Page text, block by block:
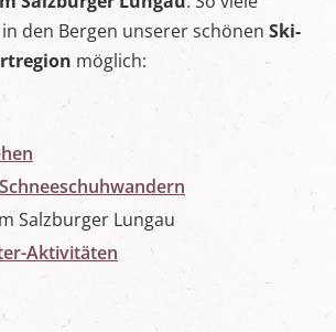
,
S
a
g
e
L
den Bergen unserer schönen Ski-
möglich:
Salzburger Lungau
Aktivitäten